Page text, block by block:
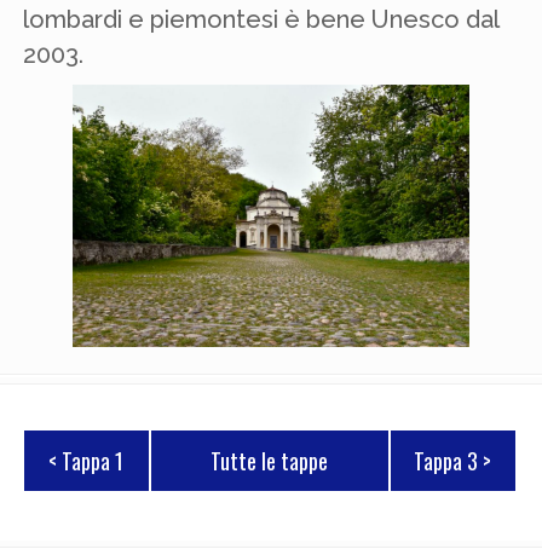
lombardi e piemontesi è bene Unesco dal
2003.
< Tappa 1 Tutte le tappe Tappa 3 >